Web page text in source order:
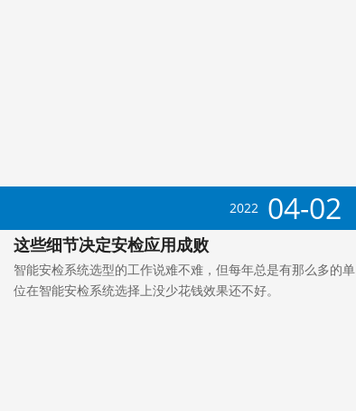
04-02
2022
这些细节决定安检应用成败
智能安检系统选型的工作说难不难，但每年总是有那么多的单
位在智能安检系统选择上没少花钱效果还不好。